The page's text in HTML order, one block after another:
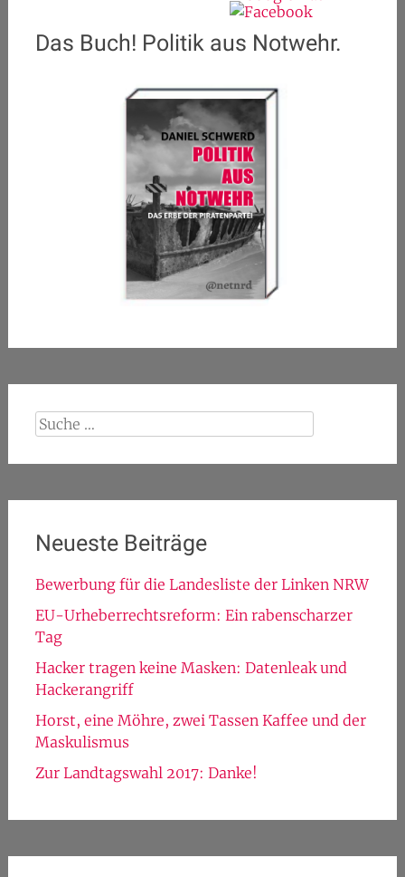
Das Buch! Politik aus Notwehr.
Suche
nach:
Neueste Beiträge
Bewerbung für die Landesliste der Linken NRW
EU-Urheberrechtsreform: Ein rabenscharzer
Tag
Hacker tragen keine Masken: Datenleak und
Hackerangriff
Horst, eine Möhre, zwei Tassen Kaffee und der
Maskulismus
Zur Landtagswahl 2017: Danke!